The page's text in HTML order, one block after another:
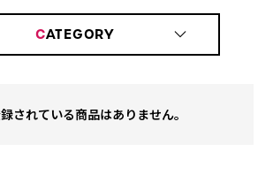
CATEGORY
されている商品はありません。